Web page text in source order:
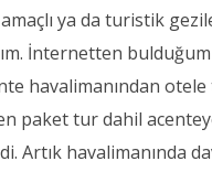
ya da turistik
İnternetten
havalimanından
paket tur dahil
Artık havalimanında